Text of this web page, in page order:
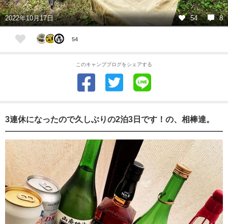
2022年10月17日 54 8
54
このキャンプブログをシェアする
3連休になったので久しぶりの2泊3日です！の、相棒達。